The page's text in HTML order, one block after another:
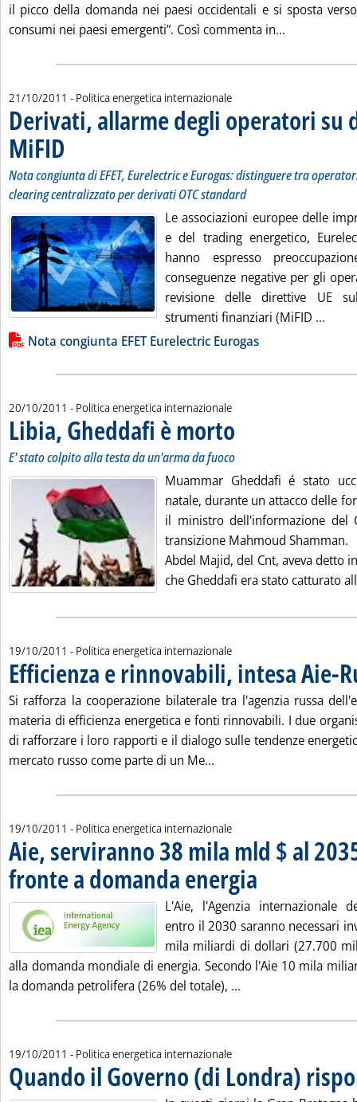
il picco della domanda nei paesi occidentali e si sposta
consumi nei paesi emergenti”. Così commenta in...
21/10/2011 - Politica energetica internazionale
Derivati, allarme degli operatori su
MiFID . Sottotitolo: Nota congiunta di EFET, Eurelectric e Eurogas: distinguere
. Pubblicata venerdì 21 ottobre 2011 alle 11.40.
Nota congiunta di EFET, Eurelectric e Eurogas: distinguere tra
clearing centralizzato per derivati OTC standard
Le associazioni europee delle
e del trading energetico,
hanno espresso
conseguenze negative per gli
revisione delle direttive UE
strumenti finanziari (MiFID ...
Lista allegati PDF alla notizia
Nota congiunta EFET Eurelectric Eurogas
20/10/2011 - Politica energetica internazionale
Libia, Gheddafi è morto
E' stato colpito alla testa da un'arma da fuoco
Muammar Gheddafi é stato
natale, durante un attacco delle
il ministro dell'informazione del
transizione Mahmoud Shamman.
Abdel Majid, del Cnt, aveva detto
che Gheddafi era stato catturato
19/10/2011 - Politica energetica internazionale
Efficienza e rinnovabili, intesa Aie-
Si rafforza la cooperazione bilaterale tra l'agenzia russa
materia di efficienza energetica e fonti rinnovabili. I due
di rafforzare i loro rapporti e il dialogo sulle tendenze
mercato russo come parte di un Me...
19/10/2011 - Politica energetica internazionale
Aie, serviranno 38 mila mld $ al
fronte a domanda energia
L'Aie, l'Agenzia internazionale
entro il 2030 saranno necessari
mila miliardi di dollari (27.700
alla domanda mondiale di energia. Secondo l'Aie 10 mila
la domanda petrolifera (26% del totale), ...
19/10/2011 - Politica energetica internazionale
Quando il Governo (di Londra)